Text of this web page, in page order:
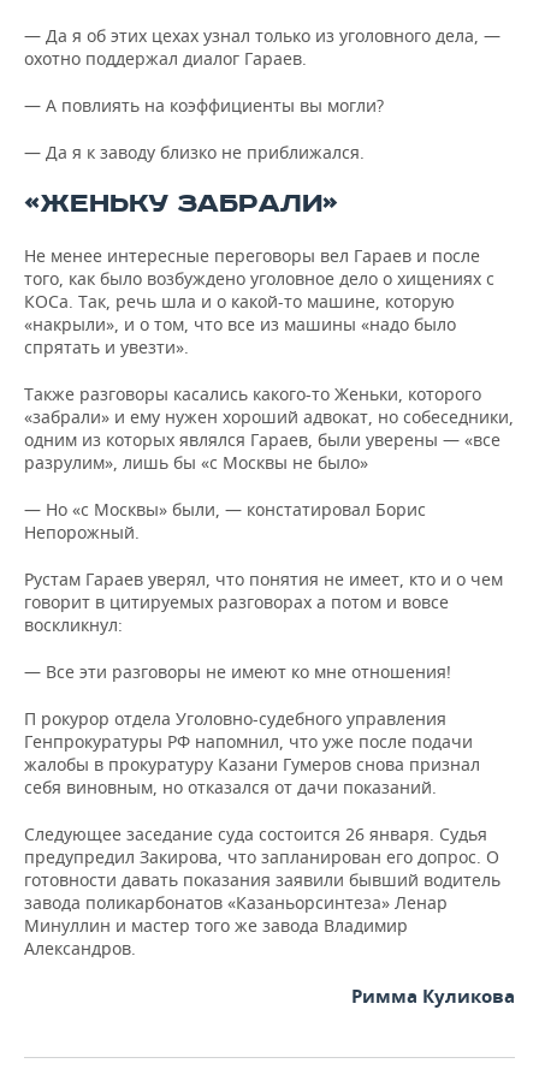
— Да я об этих цехах узнал только из уголовного дела, —
охотно поддержал диалог Гараев.
— А повлиять на коэффициенты вы могли?
— Да я к заводу близко не приближался.
«ЖЕНЬКУ ЗАБРАЛИ»
Не менее интересные переговоры вел Гараев и после
того, как было возбуждено уголовное дело о хищениях с
КОСа. Так, речь шла и о какой-то машине, которую
«накрыли», и о том, что все из машины «надо было
спрятать и увезти».
Также разговоры касались какого-то Женьки, которого
«забрали» и ему нужен хороший адвокат, но собеседники,
одним из которых являлся Гараев, были уверены — «все
разрулим», лишь бы «с Москвы не было»
— Но «с Москвы» были, — констатировал Борис
Непорожный.
Рустам Гараев уверял, что понятия не имеет, кто и о чем
говорит в цитируемых разговорах а потом и вовсе
воскликнул:
— Все эти разговоры не имеют ко мне отношения!
П рокурор отдела Уголовно-судебного управления
Генпрокуратуры РФ напомнил, что уже после подачи
жалобы в прокуратуру Казани Гумеров снова признал
себя виновным, но отказался от дачи показаний.
Следующее заседание суда состоится 26 января. Судья
предупредил Закирова, что запланирован его допрос. О
готовности давать показания заявили бывший водитель
завода поликарбонатов «Казаньорсинтеза» Ленар
Минуллин и мастер того же завода Владимир
Александров.
Римма Куликова